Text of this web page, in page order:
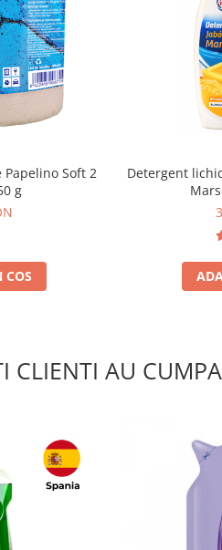
Soft 2
g
Detergent
CLIENTI AU